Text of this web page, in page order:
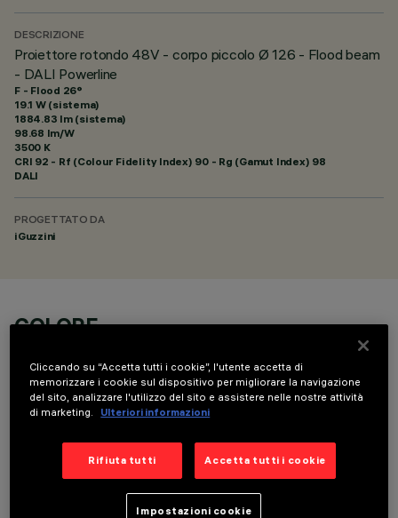
DESCRIZIONE
Proiettore rotondo 48V - corpo piccolo Ø 126 - Flood beam
- DALI Powerline
F - Flood 26°
19.1 W (sistema)
1884.83 lm (sistema)
98.68 lm/W
3500 K
CRI 92 - Rf (Colour Fidelity Index) 90 - Rg (Gamut Index) 98
DALI
PROGETTATO DA
iGuzzini
COLORE
COMPONENTI OPZIONALI
Cliccando su “Accetta tutti i cookie”, l'utente accetta di
memorizzare i cookie sul dispositivo per migliorare la navigazione
del sito, analizzare l'utilizzo del sito e assistere nelle nostre attività
di marketing.
Ulteriori informazioni
Rifiuta tutti Accetta tutti i cookie
Impostazioni cookie